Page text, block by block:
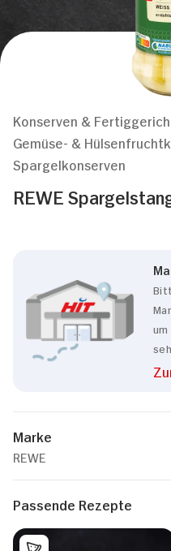
Konserven &
Gemüse- &
Spargelkonserven
REWE
Marke
REWE
Passende Rezepte